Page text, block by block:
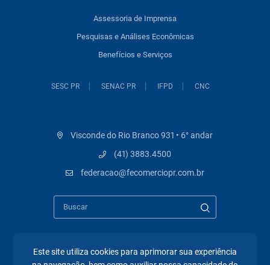
Assessoria de Imprensa
Pesquisas e Análises Econômicas
Benefícios e Serviços
SESC PR SENAC PR IFPD CNC
Visconde do Rio Branco 931 • 6° andar
(41) 3883.4500
federacao@fecomerciopr.com.br
Páginas mais visitadas
Este site utiliza cookies para aprimorar sua experiência